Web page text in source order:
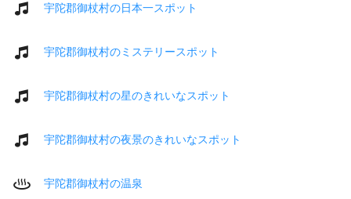
宇陀郡御杖村の日本一スポット
宇陀郡御杖村のミステリースポット
宇陀郡御杖村の星のきれいなスポット
宇陀郡御杖村の夜景のきれいなスポット
宇陀郡御杖村の温泉